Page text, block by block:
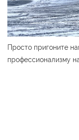
Просто пригоните
профессионализму